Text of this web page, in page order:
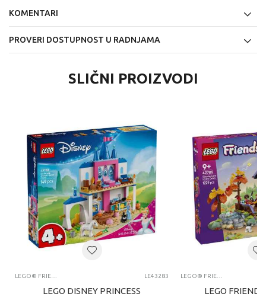
KOMENTARI
PROVERI DOSTUPNOST U RADNJAMA
SLIČNI PROIZVODI
LEGO® FRIENDS LE43283
LEGO DISNEY PRINCESS
LEGO® FRIENDS
LEGO